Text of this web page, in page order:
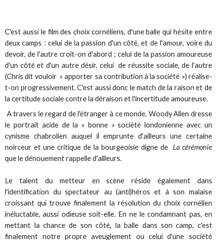
C'est aussi le film des choix cornéliens, d'une balle qui hésite entre
deux camps : celui de la passion d'un côté, et de l'amour, voire du
devoir, de l'autre croit-on d'abord ; celui de la passion amoureuse
d'un côté et d'un autre désir, celui de réussite sociale, de l'autre
(Chris dit vouloir « apporter sa contribution à la société ») réalise-
t-on progressivement. C'est aussi donc le match de la raison et de
la certitude sociale contre la déraison et l'incertitude amoureuse.
A travers le regard de l'étranger à ce monde, Woody Allen dresse
le portrait acide de la « bonne » société londonienne avec un
cynisme chabrolien auquel il emprunte d'ailleurs une certaine
noirceur et une critique de la bourgeoisie digne de La cérémonie
que le dénouement rappelle d'ailleurs.
Le talent du metteur en scène réside également dans
l'identification du spectateur au (anti)héros et à son malaise
croissant qui trouve finalement la résolution du choix cornélien
inéluctable, aussi odieuse soit-elle. En ne le condamnant pas, en
mettant la chance de son côté, la balle dans son camp, c'est
finalement notre propre aveuglement ou celui d'une société